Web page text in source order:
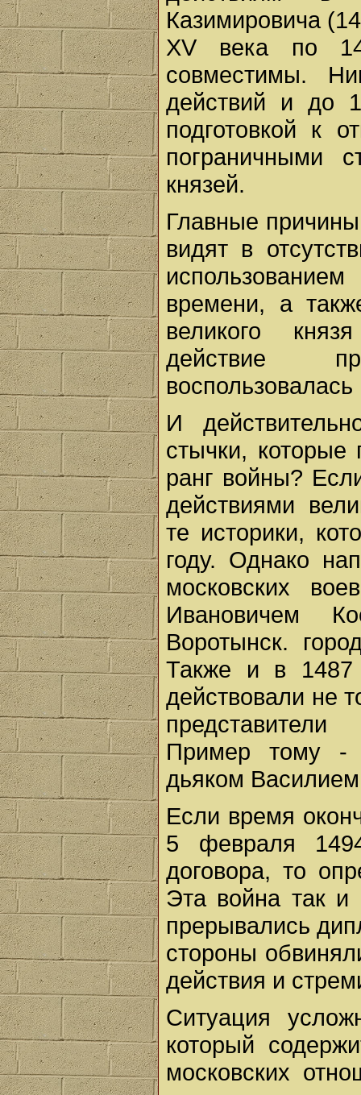
Казимировича
XV века по
совместимы.
действий и до
подготовкой к
пограничными
князей.
Главные
видят в
времени, а
великого
действие
И
стычки, которые
ранг войны?
действиями
те историки,
году. Однако
московских
Ивановичем
Воротынск.
Также и в 1487
действовали не
представители
Пример тому -
дьяком
Если время
5 февраля
договора, то
Эта война так
прерывались
стороны
действия и
Ситуация
который
московских